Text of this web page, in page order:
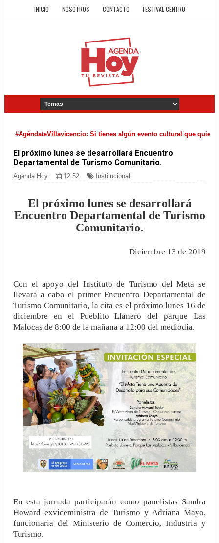
INICIO NOSOTROS CONTACTO FESTIVAL CENTRO
#AgéndateVillavicencio: Si tienes algún evento cultural que quieras
El próximo lunes se desarrollará Encuentro
Departamental de Turismo Comunitario.
Agenda Hoy 12:52 Institucional
El próximo lunes se desarrollará
Encuentro Departamental de Turismo
Comunitario.
Diciembre 13 de 2019
Con el apoyo del Instituto de Turismo del Meta se
llevará a cabo el primer Encuentro Departamental de
Turismo Comunitario, la cita es el próximo lunes 16 de
diciembre en el Pueblito Llanero del parque Las
Malocas de 8:00 de la mañana a 12:00 del mediodía.
En esta jornada participarán como panelistas Sandra
Howard exviceministra de Turismo y Adriana Mayo,
funcionaria del Ministerio de Comercio, Industria y
Turismo.